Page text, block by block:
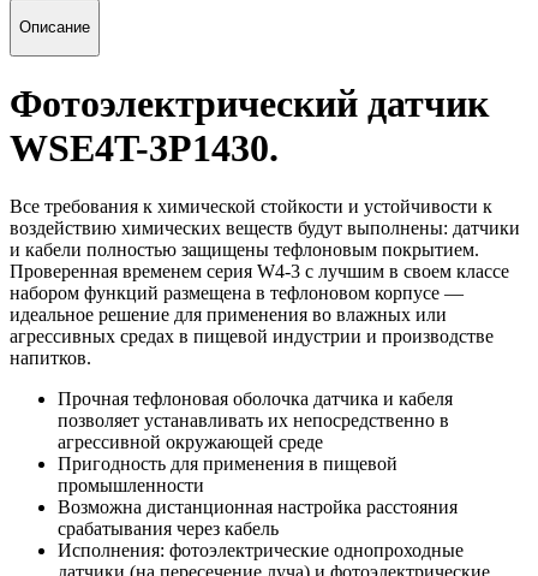
Описание
Фотоэлектрический датчик
WSE4T-3P1430.
Все требования к химической стойкости и устойчивости к
воздействию химических веществ будут выполнены: датчики
и кабели полностью защищены тефлоновым покрытием.
Проверенная временем серия W4-3 с лучшим в своем классе
набором функций размещена в тефлоновом корпусе —
идеальное решение для применения во влажных или
агрессивных средах в пищевой индустрии и производстве
напитков.
Прочная тефлоновая оболочка датчика и кабеля
позволяет устанавливать их непосредственно в
агрессивной окружающей среде
Пригодность для применения в пищевой
промышленности
Возможна дистанционная настройка расстояния
срабатывания через кабель
Исполнения: фотоэлектрические однопроходные